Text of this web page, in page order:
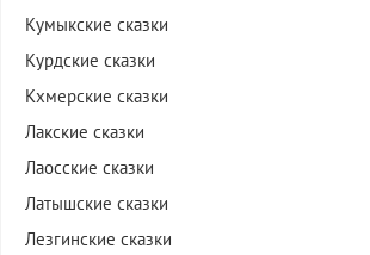
Кумыкские сказки
Курдские сказки
Кхмерские сказки
Лакские сказки
Лаосские сказки
Латышские сказки
Лезгинские сказки